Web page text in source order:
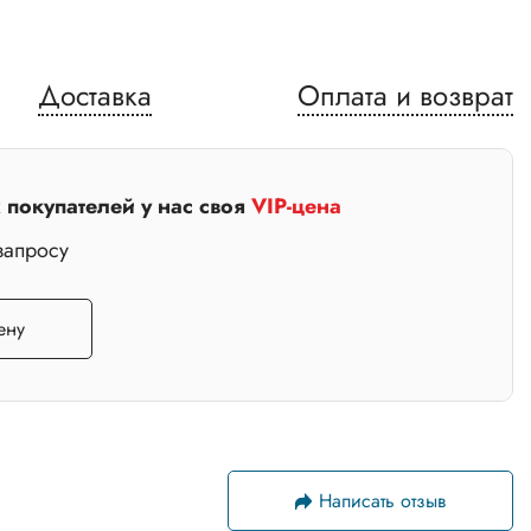
Доставка Оплата и возврат
у нас своя VIP-цена
Написать отзыв